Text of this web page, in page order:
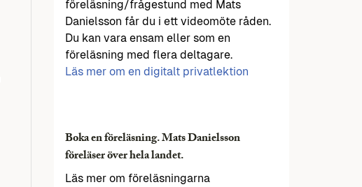
föreläsning/frågestund med Mats
Danielsson får du i ett videomöte råden.
Du kan vara ensam eller som en
föreläsning med flera deltagare.
Läs mer om en digitalt privatlektion
Boka en föreläsning. Mats Danielsson
föreläser över hela landet.
Läs mer om föreläsningarna